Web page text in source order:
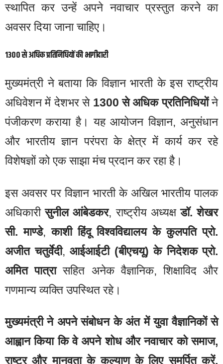
स्थापित कर उन्हें अपने नवाचार प्रस्तुत करने का
अवसर दिया जाना चाहिए।
1300 से अधिक प्रतिनिधियों की भागीदारी
मुख्यमंत्री ने बताया कि विज्ञान भारती के इस राष्ट्रीय
अधिवेशन में देशभर से 1300 से अधिक प्रतिनिधियोंने
पंजीकरण कराया है। यह आयोजन विज्ञान, अनुसंधान
और भारतीय ज्ञान परंपरा के क्षेत्र में कार्य कर रहे
विशेषज्ञों को एक साझा मंच प्रदान कर रहा है।
इस अवसर पर विज्ञान भारती के अखिल भारतीय पालक
अधिकारीसुनील आंबेडकर, राष्ट्रीय अध्यक्षडॉ. शेखर
सी. माण्डे,काशी हिंदू विश्वविद्यालय के कुलपति प्रो.
अजीत चतुर्वेदी, आईआईटी (बीएचयू) के निदेशक प्रो.
अमित पात्रासहित अनेक वैज्ञानिक, शिक्षाविद और
गणमान्य व्यक्ति उपस्थित रहे।
मुख्यमंत्री ने अपने संबोधन के अंत में युवा वैज्ञानिकों से
आह्वान किया कि वे अपने शोध और नवाचार को समाज,
राष्ट्र और मानवता के कल्याण के लिए समर्पित करें,